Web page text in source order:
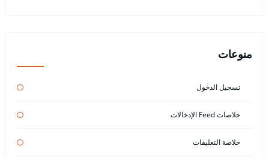
منوعات
تسجيل الدخول
خلاصات Feed الإدخالات
خلاصة التعليقات